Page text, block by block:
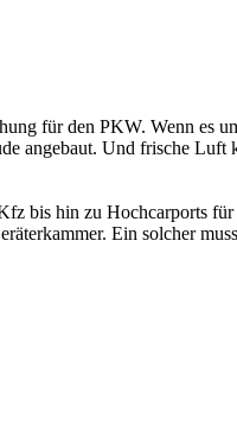
für den PKW. Wenn
angebaut. Und frische
bis hin zu Hochcarports
Ein solcher